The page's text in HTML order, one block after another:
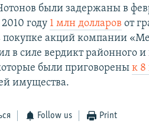
были задержаны в
году 1 млн долларов от
покупке акций компании
в силе вердикт районного
были приговоренык 8
имущества.
Follow us Print